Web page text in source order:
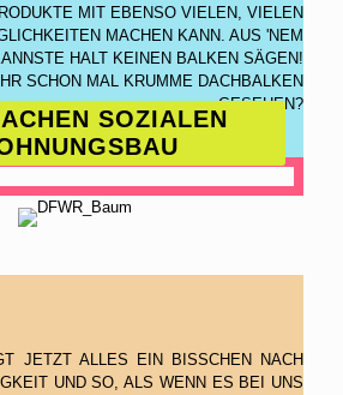
MIT EBENSO VIELEN, VIELEN
MACHEN KANN. AUS 'NEM
HALT KEINEN BALKEN SÄGEN!
SCHON MAL KRUMME DACHBALKEN
GESEHEN?
SOZIALEN
JETZT ALLES EIN BISSCHEN NACH
UND SO, ALS WENN ES BEI UNS